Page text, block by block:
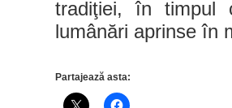
tradiţiei, în timpul
lumânări aprinse în
Partajează asta: